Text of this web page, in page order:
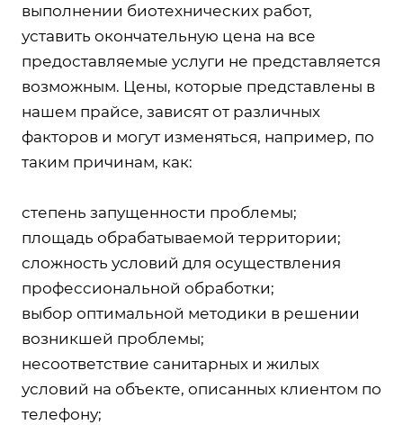
выполнении биотехнических работ,
уставить окончательную цена на все
предоставляемые услуги не представляется
возможным. Цены, которые представлены в
нашем прайсе, зависят от различных
факторов и могут изменяться, например, по
таким причинам, как:
степень запущенности проблемы;
площадь обрабатываемой территории;
сложность условий для осуществления
профессиональной обработки;
выбор оптимальной методики в решении
возникшей проблемы;
несоответствие санитарных и жилых
условий на объекте, описанных клиентом по
телефону;